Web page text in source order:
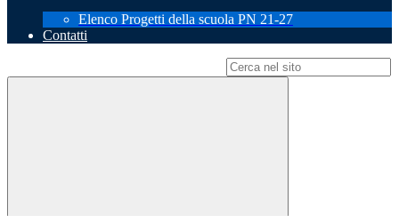
Elenco Progetti della scuola PN 21-27
Contatti